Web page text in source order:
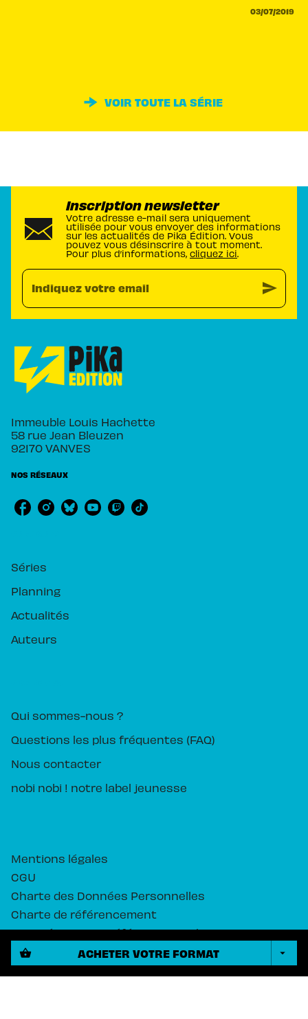
shopping_basket ACHETER VOTRE FORMAT arrow_drop_down
03/07/2019
VOIR TOUTE LA SÉRIE
Inscription newsletter
Votre adresse e-mail sera uniquement
utilisée pour vous envoyer des informations
sur les actualités de Pika Édition. Vous
pouvez vous désinscrire à tout moment.
Pour plus d’informations, cliquez ici.
Indiquez votre email send
Immeuble Louis Hachette
58 rue Jean Bleuzen
92170 VANVES
NOS RÉSEAUX
Séries
Planning
Actualités
Auteurs
Qui sommes-nous ?
Questions les plus fréquentes (FAQ)
Nous contacter
nobi nobi ! notre label jeunesse
Mentions légales
CGU
Charte des Données Personnelles
Charte de référencement
Paramétrez vos préférences cookies